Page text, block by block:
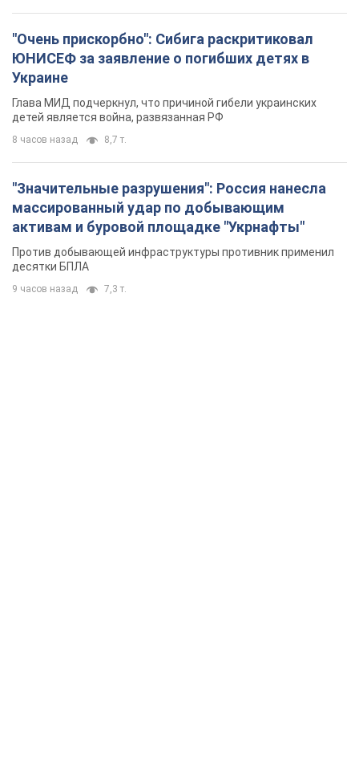
"Очень прискорбно": Сибига раскритиковал
ЮНИСЕФ за заявление о погибших детях в
Украине
Глава МИД подчеркнул, что причиной гибели украинских
детей является война, развязанная РФ
8 часов назад 8,7 т.
"Значительные разрушения": Россия нанесла
массированный удар по добывающим
активам и буровой площадке "Укрнафты"
Против добывающей инфраструктуры противник применил
десятки БПЛА
9 часов назад 7,3 т.